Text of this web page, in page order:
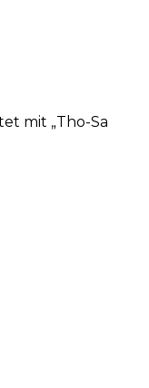
mit „Tho-Sa